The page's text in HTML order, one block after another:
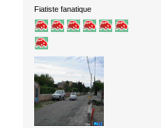
Fiatiste fanatique